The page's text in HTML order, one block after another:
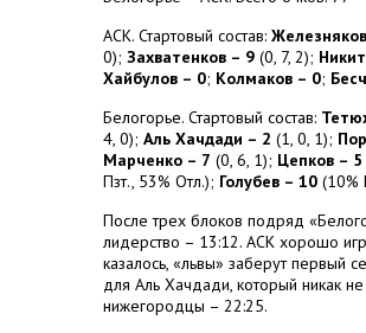
АСК. Стартовый состав:
0); Захватенков – 9 (0, 7, 2);
Хайбулов – 0; Колмаков – 0;
Белогорье. Стартовый состав:
4, 0); Аль Хачдади – 2 (1, 0, 1);
Марченко – 7 (0, 6, 1); Цепков – 5
Пзт., 53% Отл.); Голубев – 10 (10%
После трех блоков подряд
лидерство – 13:12. АСК хорошо
казалось, «львы» заберут первый
для Аль Хачдади, который никак
нижегородцы – 22:25.